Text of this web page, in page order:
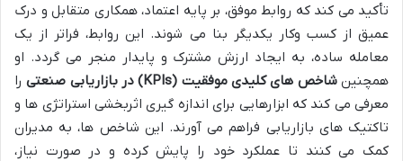
تأکید می کند که روابط موفق، بر پایه اعتماد، همکاری متقابل و درک
عمیق از کسب وکار یکدیگر بنا می شوند. این روابط، فراتر از یک
معامله ساده، به ایجاد ارزش مشترک و پایدار منجر می گردد. او
همچنینشاخص های کلیدی موفقیت (KPIs) در بازاریابی صنعتی
را
معرفی می کند که ابزارهایی برای اندازه گیری اثربخشی استراتژی ها و
تاکتیک های بازاریابی فراهم می آورند. این شاخص ها، به مدیران
کمک می کنند تا عملکرد خود را پایش کرده و در صورت نیاز،